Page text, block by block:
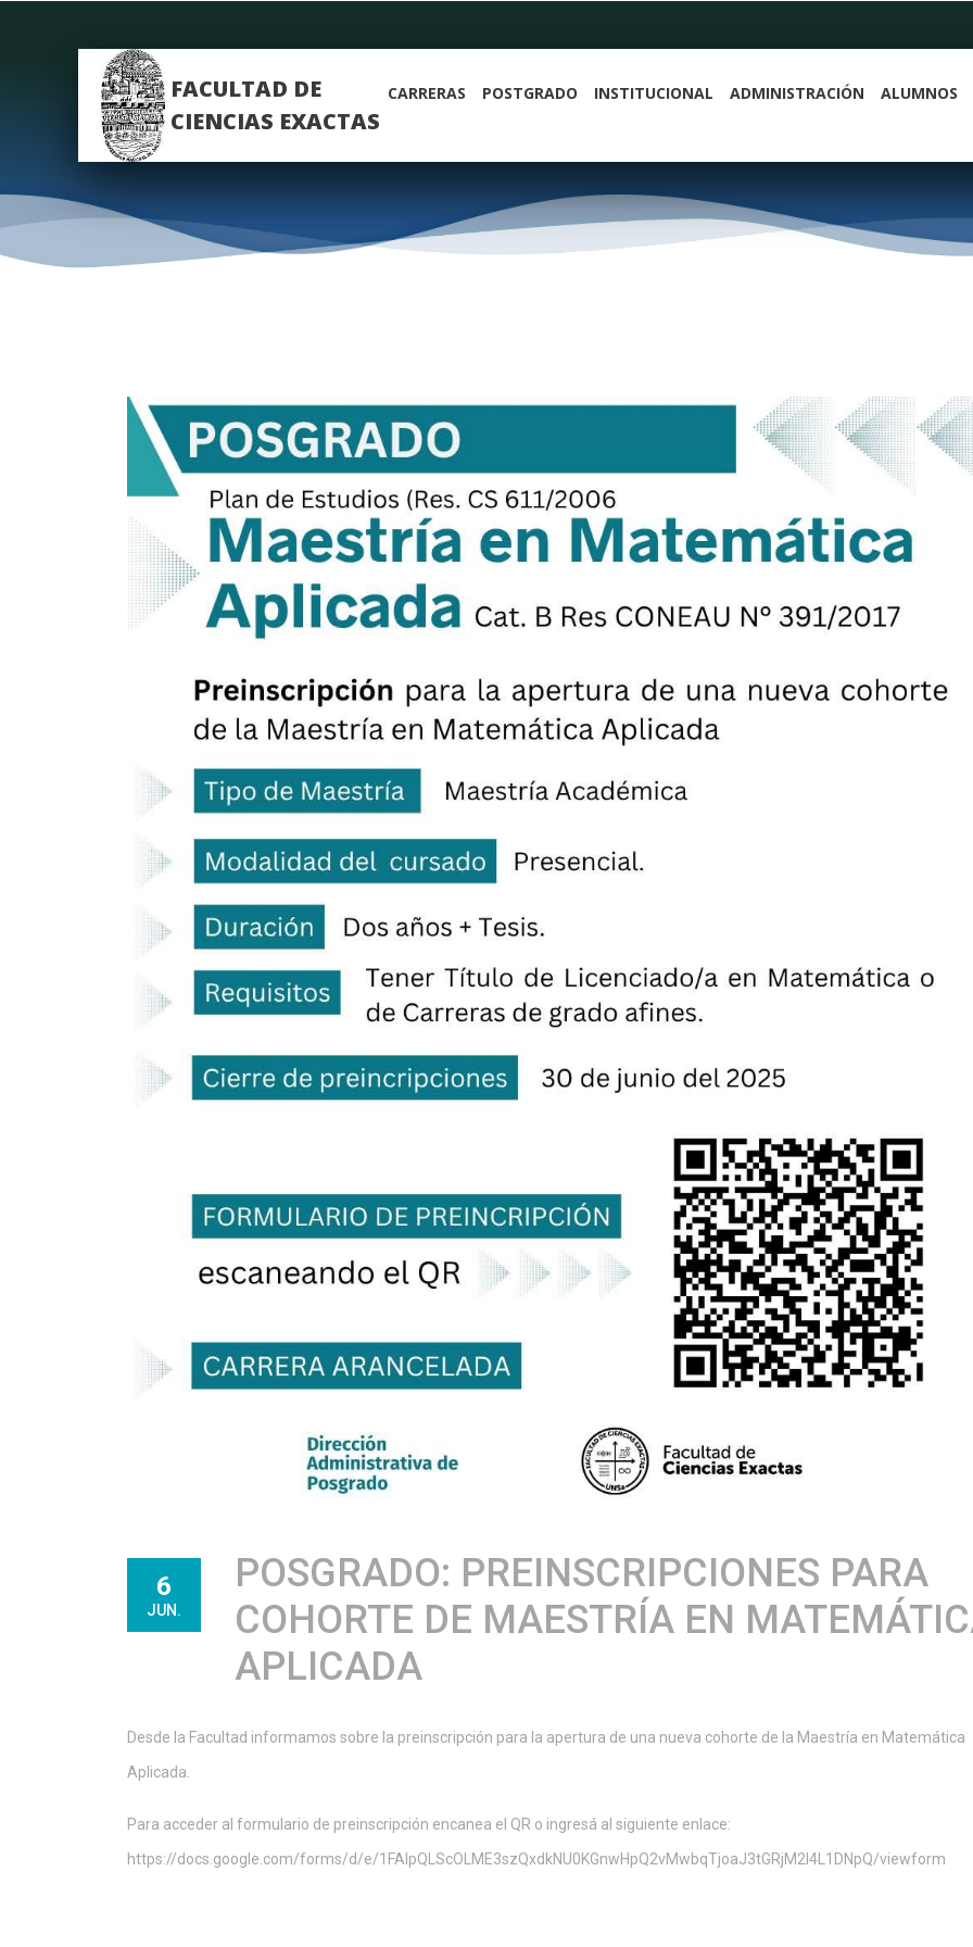
FACULTAD DE
CIENCIAS EXACTAS
CARRERAS POSTGRADO INSTITUCIONAL ADMINISTRACIÓN ALUMNOS
6
JUN.
POSGRADO: PREINSCRIPCIONES PARA
COHORTE DE MAESTRÍA EN
APLICADA
Desde la Facultad informamos sobre la preinscripción para la apertura de una nueva cohorte de la Maestría en Matemática
Aplicada.
Para acceder al formulario de preinscripción encanea el QR o ingresá al siguiente enlace:
https://docs.google.com/forms/d/e/1FAIpQLScOLME3szQxdkNU0KGnwHpQ2vMwbqTjoaJ3tGRjM2l4L1DNpQ/viewform